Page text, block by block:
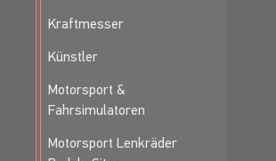
Kraftmesser
Künstler
Motorsport &
Fahrsimulatoren
Motorsport Lenkräder